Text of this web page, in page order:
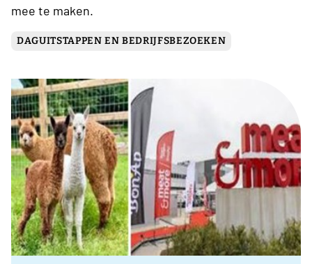
mee te maken.
DAGUITSTAPPEN EN BEDRIJFSBEZOEKEN